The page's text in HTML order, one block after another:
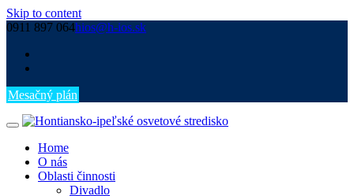
Skip to content
0911 897 064hios@h-ios.sk
Mesačný plán
Home
O nás
Oblasti činnosti
Divadlo